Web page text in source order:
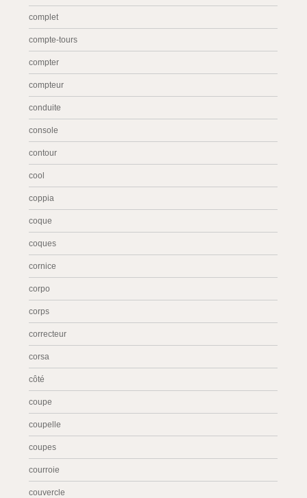
complet
compte-tours
compter
compteur
conduite
console
contour
cool
coppia
coque
coques
cornice
corpo
corps
correcteur
corsa
côté
coupe
coupelle
coupes
courroie
couvercle